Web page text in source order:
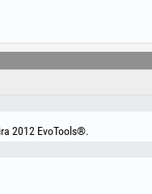
2012 EvoTools®.